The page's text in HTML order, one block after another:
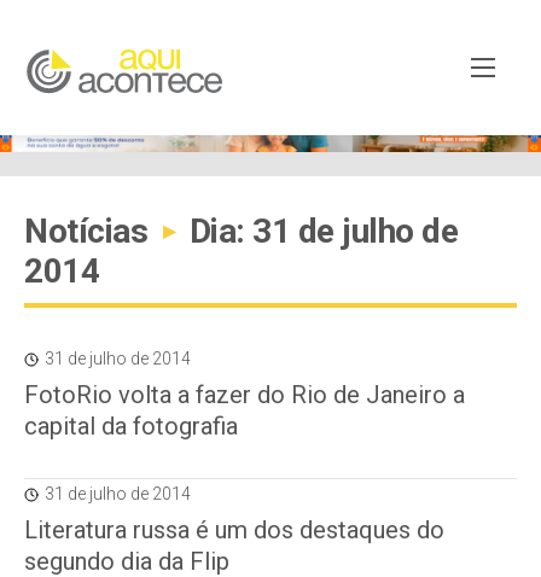
Notícias ▸
Dia: 31 de julho de
2014
31 de julho de 2014
FotoRio volta a fazer do Rio de Janeiro a
capital da fotografia
31 de julho de 2014
Literatura russa é um dos destaques do
segundo dia da Flip